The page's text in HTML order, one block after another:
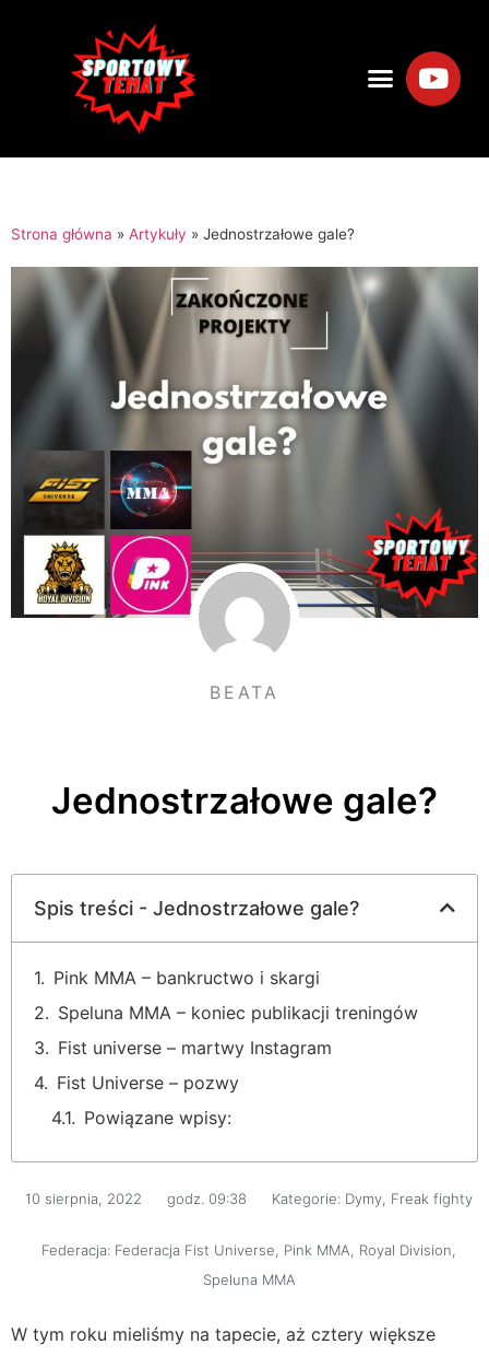
Strona główna » Artykuły » Jednostrzałowe gale?
BEATA
Jednostrzałowe gale?
Spis treści - Jednostrzałowe gale?
Pink MMA – bankructwo i skargi
Speluna MMA – koniec publikacji treningów
Fist universe – martwy Instagram
Fist Universe – pozwy
Powiązane wpisy:
10 sierpnia, 2022 godz. 09:38 Kategorie: Dymy Freak fighty
Federacja: Federacja Fist Universe Pink MMA Royal Division
Speluna MMA
W tym roku mieliśmy na tapecie, aż cztery większe